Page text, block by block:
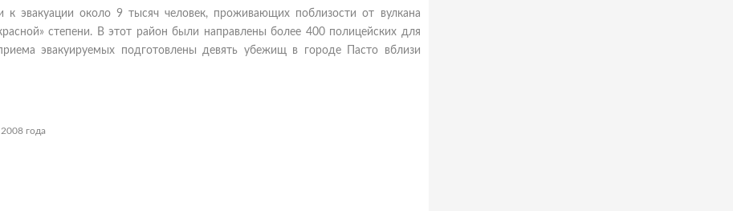
к эвакуации около 9 тысяч человек, проживающих поблизости от вулкана
степени. В этот район были направлены более 400 полицейских для
эвакуируемых подготовлены девять убежищ в городе Пасто вблизи
года